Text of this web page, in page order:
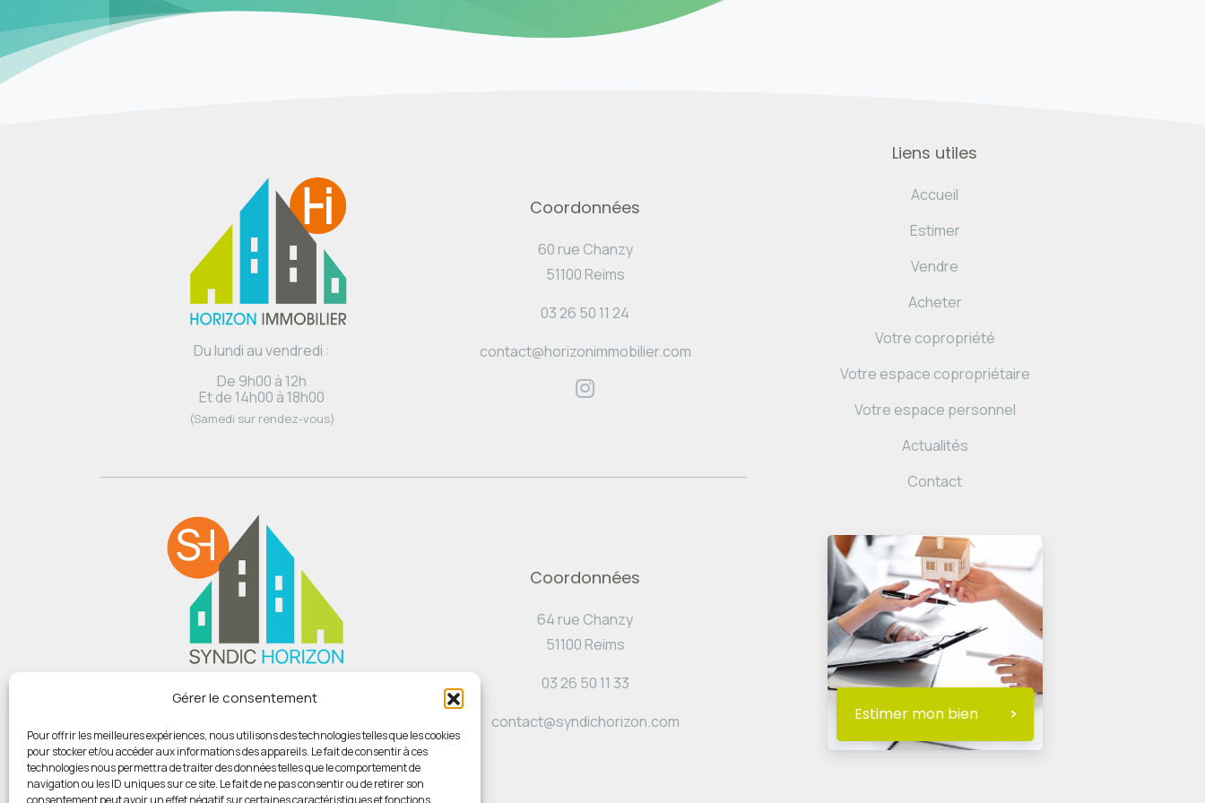
Gérer le consentement
Pour offrir les meilleures expériences, nous utilisons des technologies telles que les cookies
pour stocker et/ou accéder aux informations des appareils. Le fait de consentir à ces
technologies nous permettra de traiter des données telles que le comportement de
navigation ou les ID uniques sur ce site. Le fait de ne pas consentir ou de retirer son
consentement peut avoir un effet négatif sur certaines caractéristiques et fonctions.
Du lundi au vendredi :
De 9h00 à 12h
Et de 14h00 à 18h00
(Samedi sur rendez-vous)
Coordonnées
60 rue Chanzy
51100 Reims
03 26 50 11 24
contact@horizonimmobilier.com
Du lundi au vendredi :
Et de 14h00 à 18h00
(Samedi sur rendez-vous)
Coordonnées
64 rue Chanzy
51100 Reims
03 26 50 11 33
contact@syndichorizon.com
Liens utiles
Accueil
Estimer
Vendre
Acheter
Votre copropriété
Votre espace copropriétaire
Votre espace personnel
Actualités
Contact
Estimer mon bien